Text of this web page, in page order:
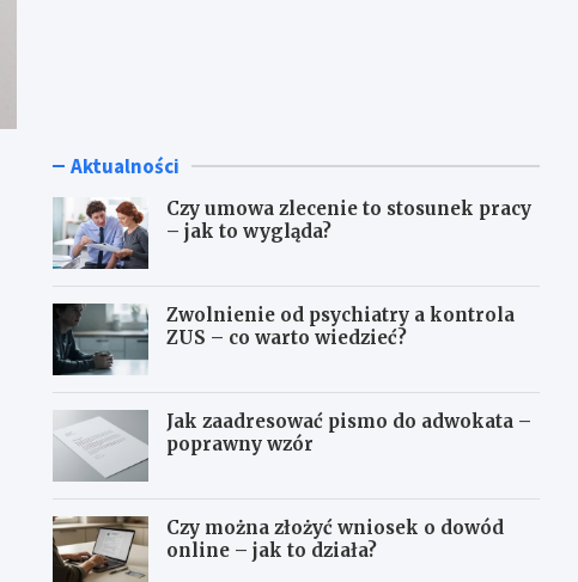
Aktualności
Czy umowa zlecenie to stosunek pracy
– jak to wygląda?
Zwolnienie od psychiatry a kontrola
ZUS – co warto wiedzieć?
Jak zaadresować pismo do adwokata –
poprawny wzór
Czy można złożyć wniosek o dowód
online – jak to działa?